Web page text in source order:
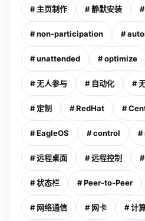
# 主页制作 # 静默安装
# non-participation #
# unattended # optimize
# 无人参与 # 自动化 #
# 定制 # RedHat #
# EagleOS # control #
# 远程桌面 # 远程控制
# 状态栏 # Peer-to-Peer
# 网络通信 # 网卡 # 计